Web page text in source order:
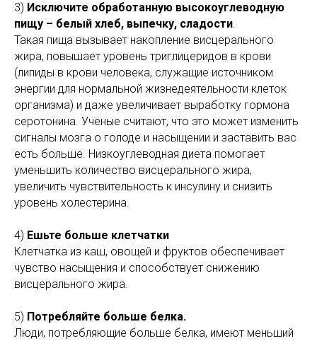
3) Исключите обработанную высокоуглеводную
пищу – белый хлеб, выпечку, сладости.
Такая пища вызывает накопление висцерального
жира, повышает уровень триглицеридов в крови
(липиды в крови человека, служащие источником
энергии для нормальной жизнедеятельности клеток
организма) и даже увеличивает выработку гормона
серотонина. Учёные считают, что это может изменить
сигналы мозга о голоде и насыщении и заставить вас
есть больше. Низкоуглеводная диета помогает
уменьшить количество висцерального жира,
увеличить чувствительность к инсулину и снизить
уровень холестерина.
4) Ешьте больше клетчатки
Клетчатка из каш, овощей и фруктов обеспечивает
чувство насыщения и способствует снижению
висцерального жира.
5) Потребляйте больше белка.
Люди, потребляющие больше белка, имеют меньший